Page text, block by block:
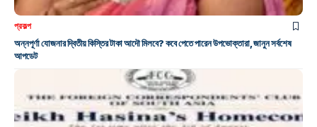
প্রকল্প
অন্নপূর্ণা যোজনার দ্বিতীয় কিস্তির টাকা আদৌ মিলবে? কবে পেতে পারেন উপভোক্তারা, জানুন সর্বশেষ
আপডেট